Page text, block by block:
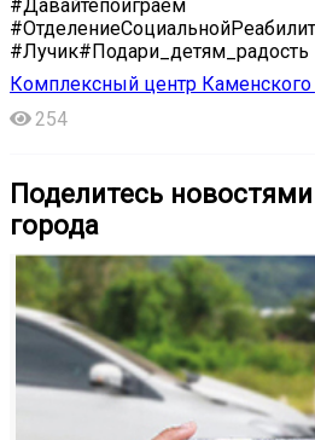
#Давайтепоиграем
#Лучик#Подари_детям_радость
Комплексный центр Каменского
254
Поделитесь
города